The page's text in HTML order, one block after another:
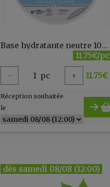
Base hydratante neutre 100 ml Centifolia
11.75€/pc
- 1 pc + 11.75€
Réception souhaitée
le
dès samedi 08/08 (12:00)